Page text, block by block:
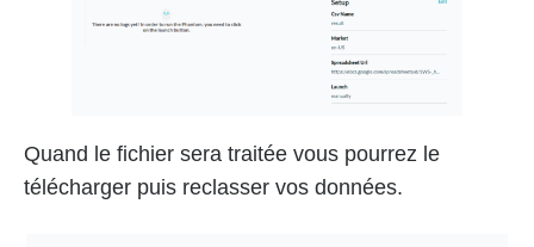
Quand le fichier sera traitée vous pourrez le
télécharger puis reclasser vos données.